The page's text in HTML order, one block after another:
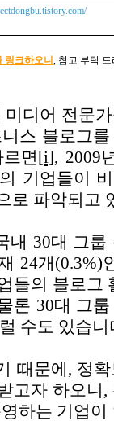
링크하오니 참고 부탁
디어 전문
스 블로그
면 [i], 2009
의 기업들이
로 파악되고
내 30대 그
24개 (0.3%)
들의 블로그
론 30대 그
수도 있습니
때문에, 정
고자 하오니
하는 기업